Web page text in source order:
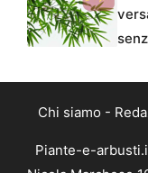
Chi siamo -
Piante-e-